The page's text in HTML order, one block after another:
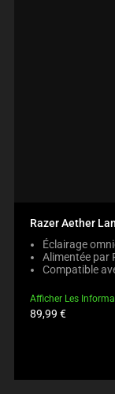
Razer Aether
Éclairage
Alimentée par
Compatible
Afficher Les
Prix
89,99 €